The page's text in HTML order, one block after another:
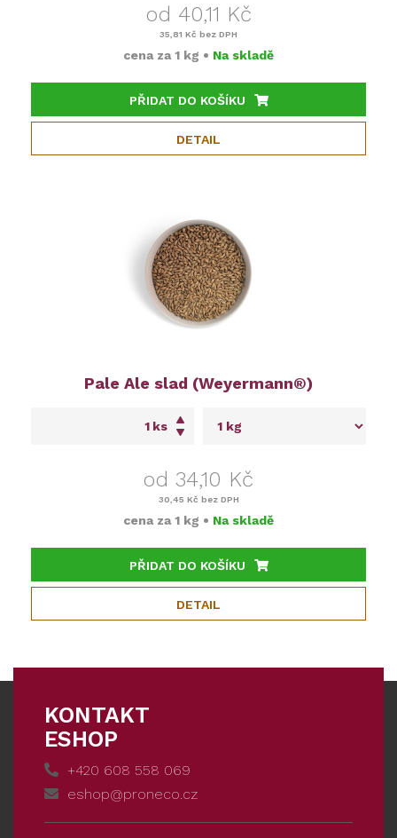
od 40,11 Kč
35,81 Kč bez DPH
cena za 1 kg • Na skladě
PŘIDAT DO KOŠÍKU
DETAIL
Pale Ale slad (Weyermann®)
ks
od 34,10 Kč
30,45 Kč bez DPH
cena za 1 kg • Na skladě
PŘIDAT DO KOŠÍKU
DETAIL
KONTAKT
ESHOP
+420 608 558 069
eshop@proneco.cz